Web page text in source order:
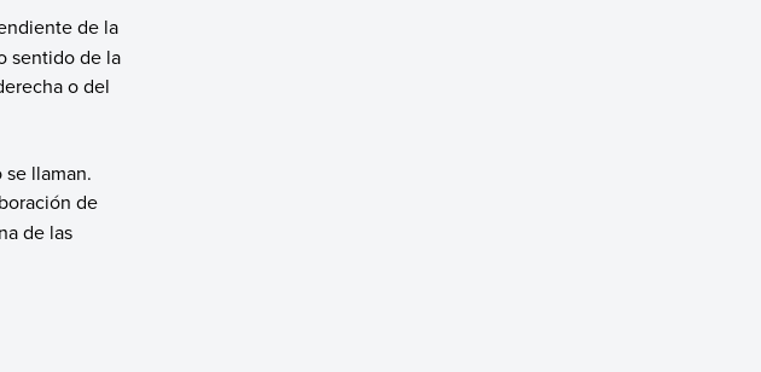
de la
sentido de la
o del
llaman.
de
de las